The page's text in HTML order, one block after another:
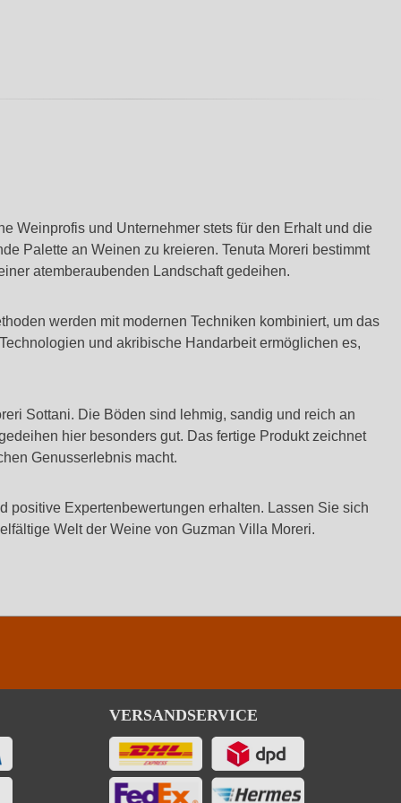
Weinprofis und Unternehmer stets für den Erhalt und die
Palette an Weinen zu kreieren. Tenuta Moreri bestimmt
atemberaubenden Landschaft gedeihen.
werden mit modernen Techniken kombiniert, um das
und akribische Handarbeit ermöglichen es,
Sottani. Die Böden sind lehmig, sandig und reich an
hier besonders gut. Das fertige Produkt zeichnet
Genusserlebnis macht.
positive Expertenbewertungen erhalten. Lassen Sie sich
Welt der Weine von Guzman Villa Moreri.
VERSANDSERVICE